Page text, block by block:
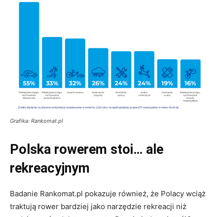
Grafika: Rankomat.pl
Polska rowerem stoi… ale
rekreacyjnym
Badanie Rankomat.pl pokazuje również, że Polacy wciąż
traktują rower bardziej jako narzędzie rekreacji niż